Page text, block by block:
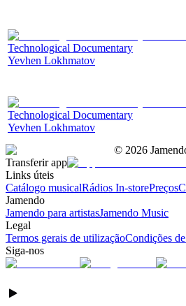
Technological Documentary
Yevhen Lokhmatov
Technological Documentary
Yevhen Lokhmatov
© 2026
Transferir app
Links úteis
Catálogo musicalRádios In-storePreços
Jamendo
Jamendo para artistasJamendo Music
Legal
Termos gerais de utilizaçãoCondições
Siga-nos